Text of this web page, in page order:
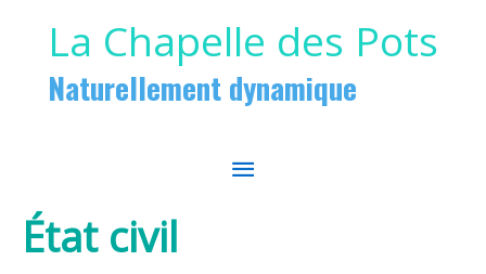
La Chapelle des Pots
Naturellement dynamique
MENU
État civil